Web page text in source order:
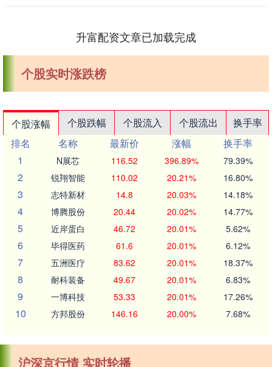
升富配资文章已加载完成
个股实时涨跌榜
个股涨幅 个股跌幅 个股流入 个股流出
换手率
排名
名称 最新价 涨幅
换手率
1
N展芯 116.52 396.89% 79.39%
2 锐翔智能 110.02 20.21% 16.80%
3 志特新材 14.8 20.03% 14.18%
4 博腾股份 20.44 20.02% 14.77%
5 近岸蛋白 46.72 20.01% 5.62%
6 毕得医药 61.6 20.01% 6.12%
7 五洲医疗 83.62 20.01% 18.37%
8 耐科装备 49.67 20.01% 6.83%
9 一博科技 53.33 20.01% 17.26%
10 方邦股份 146.16 20.00% 7.68%
沪深京行情 实时轮播